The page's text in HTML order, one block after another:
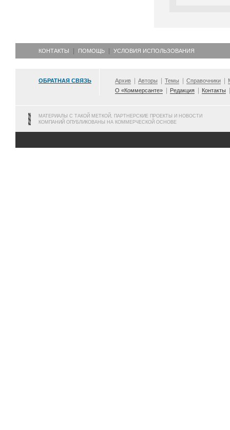
КОНТАКТЫ ПОМОЩЬ УСЛОВИЯ ИСПОЛЬЗОВАНИЯ
ОБРАТНАЯ СВЯЗЬ Архив Авторы Темы Справочники
О «Коммерсанте»
Редакция Контакты
МАТЕРИАЛЫ С ТАКОЙ МЕТКОЙ, ПАРТНЕРСКИЕ ПРОЕКТЫ И НОВОСТИ
КОМПАНИЙ ОПУБЛИКОВАНЫ НА КОММЕРЧЕСКОЙ ОСНОВЕ